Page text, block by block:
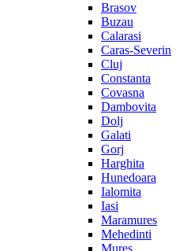
Brasov
Buzau
Calarasi
Caras-Severin
Cluj
Constanta
Covasna
Dambovita
Dolj
Galati
Gorj
Harghita
Hunedoara
Ialomita
Iasi
Maramures
Mehedinti
Mures